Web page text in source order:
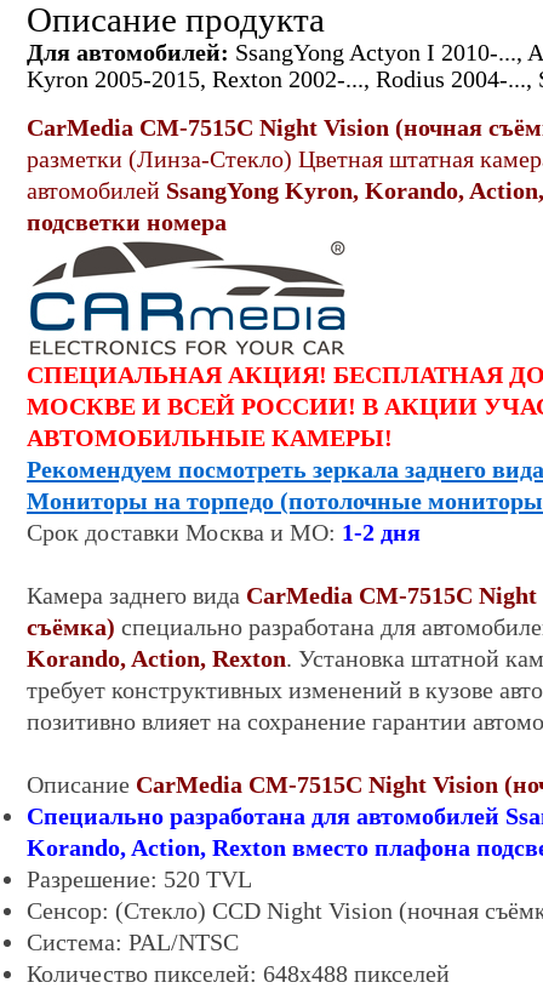
Описание продукта
Для автомобилей: SsangYong Actyon I 2010-...,
Kyron 2005-2015, Rexton 2002-..., Rodius 2004-...,
CarMedia CM-7515C Night Vision (ночная
разметки (Линза-Стекло) Цветная штатная
автомобилей SsangYong Kyron, Korando,
подсветки номера
СПЕЦИАЛЬНАЯ АКЦИЯ! БЕСПЛАТНАЯ
МОСКВЕ И ВСЕЙ РОССИИ! В АКЦИИ
АВТОМОБИЛЬНЫЕ КАМЕРЫ!
Рекомендуем посмотреть зеркала заднего
Мониторы на торпедо (потолочные
Срок доставки Москва и МО: 1-2 дня
Камера заднего вида CarMedia CM-7515C
съёмка) специально разработана для
Korando, Action, Rexton. Установка штатной
требует конструктивных изменений в кузове
позитивно влияет на сохранение гарантии
Описание CarMedia CM-7515C Night Vision
Специально разработана для автомобилей
Korando, Action, Rexton вместо плафона
Разрешение: 520 TVL
Сенсор: (Стекло) CCD Night Vision (ночная
Система: PAL/NTSC
Количество пикселей: 648х488 пикселей